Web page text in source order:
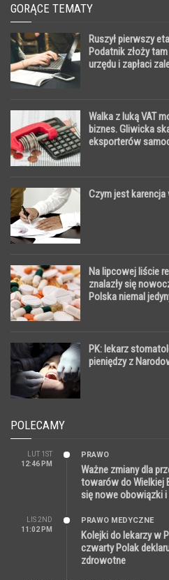
GORĄCE TEMATY
Ruszył pierwszy
Podatnik złoży
urzędu i zapłaci
Walka z luką VAT
biznes. Gliwicka
eksporterów
Czym jest
Na lipcowej liście
znalazły się
Polska niemal
PK: lekarz
pieniędzy z
POLECAMY
LUT 1ST
12:46 PM
PRAWO
Ważne zmiany dla
towarów do Wielkiej
się nowe obowiązki
LIS 2ND
11:02 PM
PRAWO MEDYCZNE
Kolejki do lekarzy w
czwarty Polak
zdrowotne